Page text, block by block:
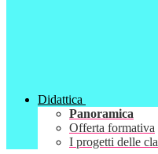
Didattica
Panoramica
Offerta formativa
I progetti delle